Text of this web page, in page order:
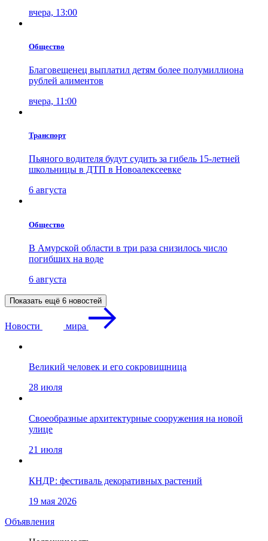
вчера, 13:00
Общество
Благовещенец выплатил детям более полумиллиона
рублей алиментов
вчера, 11:00
Транспорт
Пьяного водителя будут судить за гибель 15-летней
школьницы в ДТП в Новоалексеевке
6 августа
Общество
В Амурской области в три раза снизилось число
погибших на воде
6 августа
Показать ещё 6 новостей
Новости мира
Великий человек и его сокровищница
28 июля
Своеобразные архитектурные сооружения на новой
улице
21 июля
КНДР: фестиваль декоративных растений
19 мая 2026
Объявления